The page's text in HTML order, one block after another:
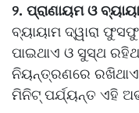
୨. ପ୍ରାଣାୟମ ଓ
ବ୍ୟାୟାମ ଦ୍ୱାରା
ପାଇଥାଏ ଓ ସୁସ୍ଥ
ନିୟନ୍ତ୍ରଣରେ
ମିନିଟ୍ ପର୍ଯ୍ୟନ୍ତ ଏହି